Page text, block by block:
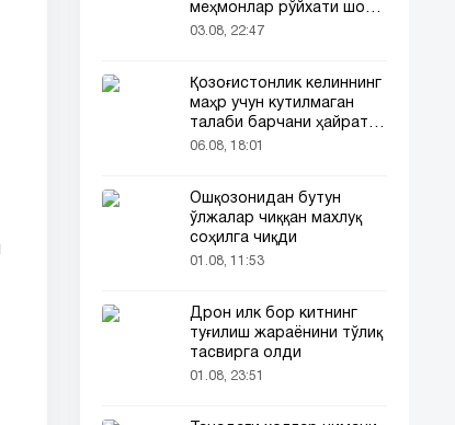
меҳмонлар рўйхати шов-
шувда
03.08, 22:47
Қозоғистонлик келиннинг
маҳр учун кутилмаган
талаби барчани ҳайратга
солди
06.08, 18:01
Ошқозонидан бутун
ўлжалар чиққан махлуқ
соҳилга чиқди
01.08, 11:53
Дрон илк бор китнинг
туғилиш жараёнини тўлиқ
тасвирга олди
01.08, 23:51